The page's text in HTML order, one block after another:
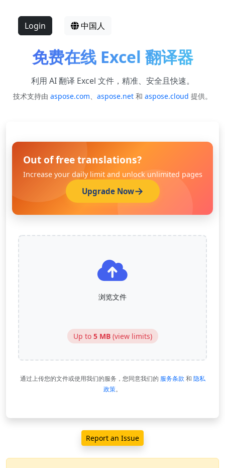
Login 中国人
免费在线 Excel 翻译器
利用 AI 翻译 Excel 文件，精准、安全且快速。
技术支持由 aspose.com、 aspose.net 和 aspose.cloud 提供。
Out of free translations?
Increase your daily limit and unlock unlimited pages
Upgrade Now
浏览文件
Up to 5 MB(view limits)
通过上传您的文件或使用我们的服务，您同意我们的 服务条款 和 隐私
政策。
Report an Issue